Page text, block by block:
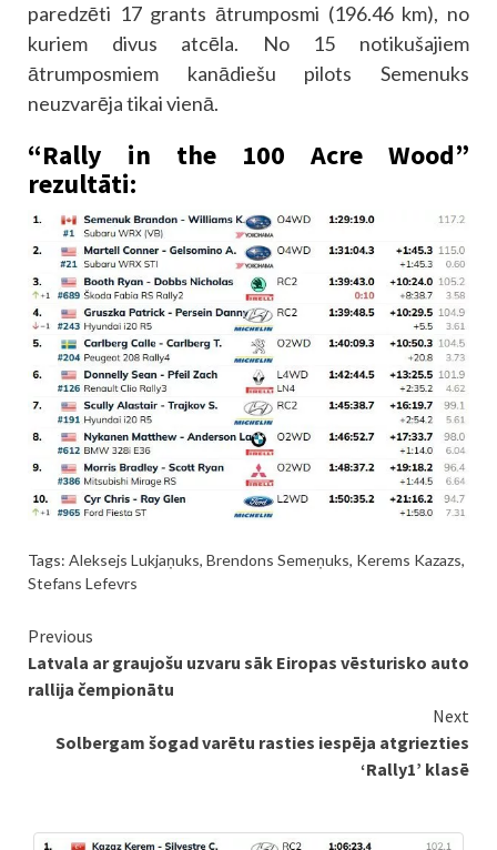
paredzēti 17 grants ātrumposmi (196.46 km), no
kuriem divus atcēla. No 15 notikušajiem
ātrumposmiem kanādiešu pilots Semenuks
neuzvarēja tikai vienā.
“Rally in the 100 Acre Wood”
rezultāti:
Tags: Aleksejs Lukjaņuks, Brendons Semeņuks, Kerems Kazazs,
Stefans Lefevrs
Continue
Reading
Previous
Latvala ar graujošu uzvaru sāk Eiropas vēsturisko auto
rallija čempionātu
Next
Solbergam šogad varētu rasties iespēja atgriezties
‘Rally1’ klasē